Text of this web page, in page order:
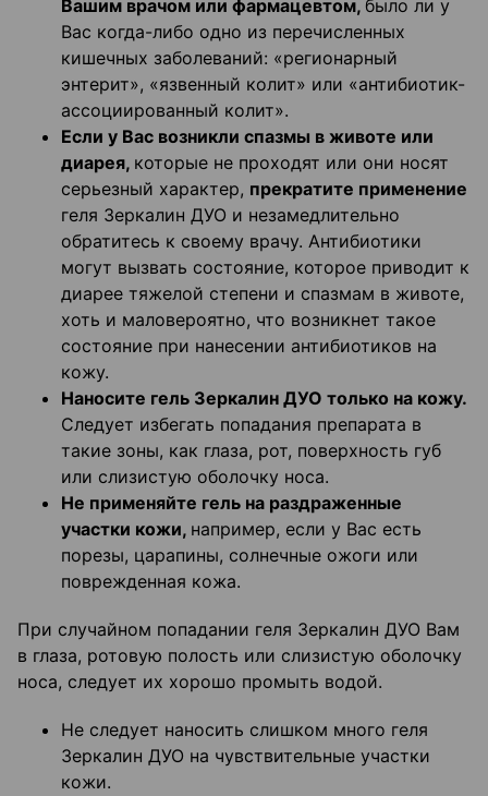
Вашим врачом или фармацевтом, было ли у
Вас когда-либо одно из перечисленных
кишечных заболеваний: «регионарный
энтерит», «язвенный колит» или «антибиотик-
ассоциированный колит».
Если у Вас возникли спазмы в животе или
диарея, которые не проходят или они носят
серьезный характер, прекратите применение
геля Зеркалин ДУО и незамедлительно
обратитесь к своему врачу. Антибиотики
могут вызвать состояние, которое приводит к
диарее тяжелой степени и спазмам в животе,
хоть и маловероятно, что возникнет такое
состояние при нанесении антибиотиков на
кожу.
Наносите гель Зеркалин ДУО только на кожу.
Следует избегать попадания препарата в
такие зоны, как глаза, рот, поверхность губ
или слизистую оболочку носа.
Не применяйте гель на раздраженные
участки кожи, например, если у Вас есть
порезы, царапины, солнечные ожоги или
поврежденная кожа.
При случайном попадании геля Зеркалин ДУО Вам
в глаза, ротовую полость или слизистую оболочку
носа, следует их хорошо промыть водой.
Не следует наносить слишком много геля
Зеркалин ДУО на чувствительные участки
кожи.